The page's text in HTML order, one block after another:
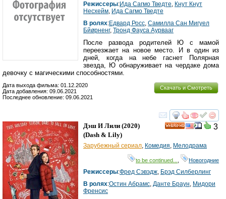
Режиссеры:Ида Сагмо Тведте, Кнут Кнут
Несхейм, Ида Сагмо Тведте
В ролях:Едвард Росс, Cамилла Сан Мигуел
Бйøрненг, Тронд Фауса Аурвааг
После развода родителей Ю с мамой
переезжает на новое место. И в один из
дней, когда на небе гаснет Полярная
звезда, Ю обнаруживает на чердаке дома
девочку с магическими способностями.
Скачать и Смотреть
Дата выхода фильма: 01.12.2020
Дата добавления: 09.06.2021
Последнее обновление: 09.06.2021
смотреть
3
Дэш И Лили (2020)
(Dash & Lily)
Зарубежный сериал, Комедия, Мелодрама
to be continued... Новогодние
Режиссеры:Фред Сэвэдж, Брэд Силберлинг
В ролях:Остин Абрамс, Данте Браун, Мидори
Френсис